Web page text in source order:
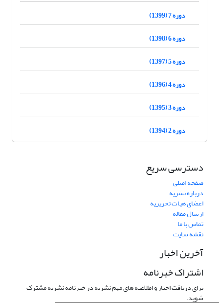
دوره 7 (1399)
دوره 6 (1398)
دوره 5 (1397)
دوره 4 (1396)
دوره 3 (1395)
دوره 2 (1394)
دسترسی سریع
صفحه اصلی
درباره نشریه
اعضای هیات تحریریه
ارسال مقاله
تماس با ما
نقشه سایت
آخرین اخبار
اشتراک خبرنامه
برای دریافت اخبار و اطلاعیه های مهم نشریه در خبرنامه نشریه مشترک
شوید.